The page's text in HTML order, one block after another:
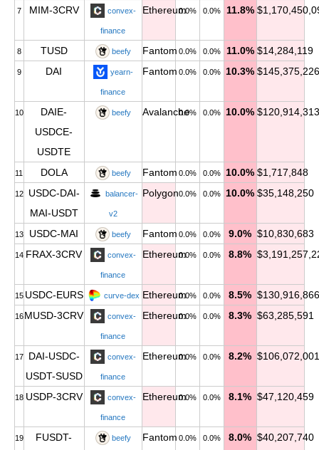
7 MIM-3CRV convex-
finance
Ethereum0.0% 0.0% 11.8%
8 TUSD beefy Fantom 0.0% 0.0% 11.0% $14,284,119
9 DAI yearn-
finance
Fantom 0.0% 0.0% 10.3% $145,375,226
10
DAIE-
USDCE-
USDTE
beefy Avalanche0.0% 0.0% 10.0% $120,914,313
11 DOLA beefy Fantom 0.0% 0.0% 10.0% $1,717,848
12
USDC-DAI-
MAI-USDT
balancer-
v2
Polygon0.0% 0.0% 10.0% $35,148,250
13 USDC-MAI beefy Fantom 0.0% 0.0% 9.0% $10,830,683
14 FRAX-3CRV convex-
finance
Ethereum0.0% 0.0% 8.8%
15 USDC-EURS curve-dex Ethereum0.0% 0.0% 8.5% $130,916,866
16MUSD-3CRV convex-
finance
Ethereum0.0% 0.0% 8.3% $63,285,591
17
DAI-USDC-
USDT-SUSD
convex-
finance
Ethereum0.0% 0.0% 8.2% $106,072,001
18 USDP-3CRV convex-
finance
Ethereum0.0% 0.0% 8.1% $47,120,459
19
FUSDT-
beefy Fantom 0.0% 0.0% 8.0% $40,207,740